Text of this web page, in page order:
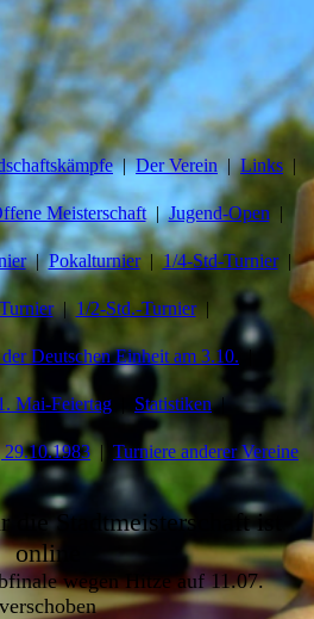
Der Verein Links
Meisterschaft Jugend-Open
Pokalturnier 1/4-Std-Turnier
1/2-Std.-Turnier
Deutschen Einheit am 3.10.
Mai-Feiertag Statistiken
29.10.1983 Turniere anderer Vereine
die Stadtmeisterschaft ist
online
wegen Hitze auf 11.07.
verschoben